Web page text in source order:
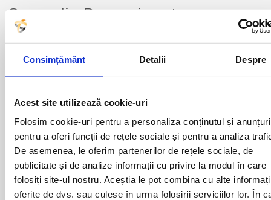
Consimțământ Detalii Despre
Acest site utilizează cookie-uri
Folosim cookie-uri pentru a personaliza conținutul și
pentru a oferi funcții de rețele sociale și pentru a analiza
De asemenea, le oferim partenerilor de rețele sociale, de
publicitate și de analize informații cu privire la modul în care
folosiți site-ul nostru. Aceștia le pot combina cu alte
oferite de dvs. sau culese în urma folosirii serviciilor lor. În
Curse din Romania catre
PERPIGNAN:
ADJUD
AIUD
ALESD
ARAD
BACAU
BAIA MARE
BAILE HERCULANE
BAILESTI
BALS-IS
MAGLAVIT
MEDGIDIA
MIZIL
MOTCA
NUSFALAU
OLTENITA
ONESTI
ORADEA
ORSOVA